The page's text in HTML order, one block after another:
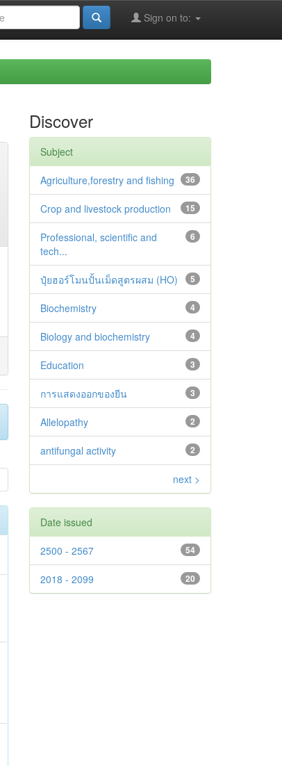
Sign on to:
Discover
Subject
36
Agriculture,forestry and fishing
15
Crop and livestock production
6
Professional, scientific and
tech...
5
ปุ๋ยฮอร์โมนปั้นเม็ดสูตรผสม (HO)
4
Biochemistry
4
Biology and biochemistry
3
Education
3
การแสดงออกของยีน
2
Allelopathy
2
antifungal activity
next >
Date issued
54
2500 - 2567
20
2018 - 2099